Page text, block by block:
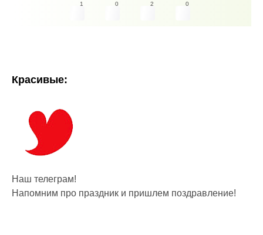
1 0 2 0
Красивые:
Наш телеграм!
Напомним про праздник и пришлем поздравление!